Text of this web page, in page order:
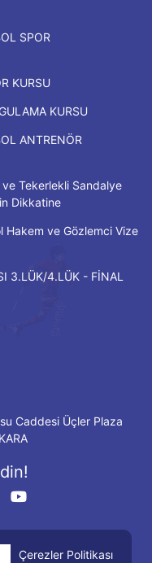
SPOR
KURSU
KURSU
ANTRENÖR
Tekerlekli Sandalye
Dikkatine
ve Gözlemci Vize
3.LÜK/4.LÜK - FİNAL
Caddesi Üçler Plaza
Çerezler Politikası